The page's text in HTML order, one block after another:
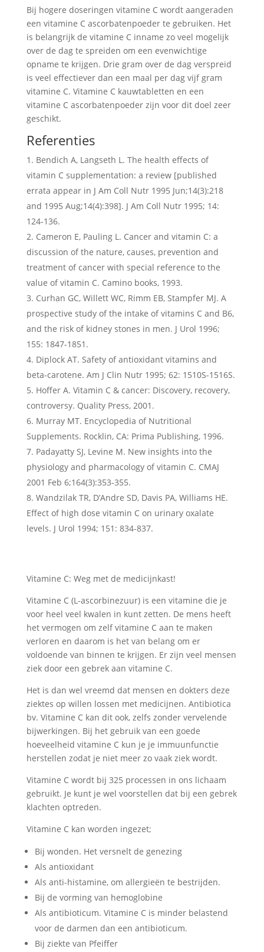
Bij hogere doseringen vitamine C wordt aangeraden
een vitamine C ascorbatenpoeder te gebruiken. Het
is belangrijk de vitamine C inname zo veel mogelijk
over de dag te spreiden om een evenwichtige
opname te krijgen. Drie gram over de dag verspreid
is veel effectiever dan een maal per dag vijf gram
vitamine C. Vitamine C kauwtabletten en een
vitamine C ascorbatenpoeder zijn voor dit doel zeer
geschikt.
Referenties
Bendich A, Langseth L. The health effects of
vitamin C supplementation: a review [published
errata appear in J Am Coll Nutr 1995 Jun;14(3):218
and 1995 Aug;14(4):398]. J Am Coll Nutr 1995; 14:
124-136.
Cameron E, Pauling L. Cancer and vitamin C: a
discussion of the nature, causes, prevention and
treatment of cancer with special reference to the
value of vitamin C. Camino books, 1993.
Curhan GC, Willett WC, Rimm EB, Stampfer MJ. A
prospective study of the intake of vitamins C and B6,
and the risk of kidney stones in men. J Urol 1996;
155: 1847-1851.
Diplock AT. Safety of antioxidant vitamins and
beta-carotene. Am J Clin Nutr 1995; 62: 1510S-1516S.
Hoffer A. Vitamin C & cancer: Discovery, recovery,
controversy. Quality Press, 2001.
Murray MT. Encyclopedia of Nutritional
Supplements. Rocklin, CA: Prima Publishing, 1996.
Padayatty SJ, Levine M. New insights into the
physiology and pharmacology of vitamin C. CMAJ
2001 Feb 6;164(3):353-355.
Wandzilak TR, D’Andre SD, Davis PA, Williams HE.
Effect of high dose vitamin C on urinary oxalate
levels. J Urol 1994; 151: 834-837.
Vitamine C: Weg met de medicijnkast!
Vitamine C (L-ascorbinezuur) is een vitamine die je
voor heel veel kwalen in kunt zetten. De mens heeft
het vermogen om zelf vitamine C aan te maken
verloren en daarom is het van belang om er
voldoende van binnen te krijgen. Er zijn veel mensen
ziek door een gebrek aan vitamine C.
Het is dan wel vreemd dat mensen en dokters deze
ziektes op willen lossen met medicijnen. Antibiotica
bv. Vitamine C kan dit ook, zelfs zonder vervelende
bijwerkingen. Bij het gebruik van een goede
hoeveelheid vitamine C kun je je immuunfunctie
herstellen zodat je niet meer zo vaak ziek wordt.
Vitamine C wordt bij 325 processen in ons lichaam
gebruikt. Je kunt je wel voorstellen dat bij een gebrek
klachten optreden.
Vitamine C kan worden ingezet;
Bij wonden. Het versnelt de genezing
Als antioxidant
Als anti-histamine, om allergieën te bestrijden.
Bij de vorming van hemoglobine
Als antibioticum. Vitamine C is minder belastend
voor de darmen dan een antibioticum.
Bij ziekte van Pfeiffer